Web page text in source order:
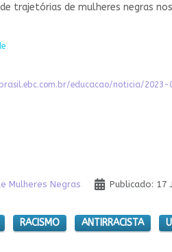
trajetórias de mulheres negras
educacao/noticia/
Mulheres Negras Publicado: 17
RACISMO ANTIRRACISTA